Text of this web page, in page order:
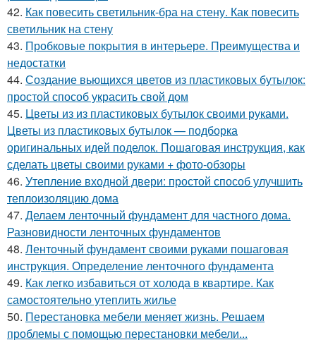
42. Как повесить светильник-бра на стену. Как повесить
светильник на стену
43. Пробковые покрытия в интерьере. Преимущества и
недостатки
44. Создание вьющихся цветов из пластиковых бутылок:
простой способ украсить свой дом
45. Цветы из из пластиковых бутылок своими руками.
Цветы из пластиковых бутылок — подборка
оригинальных идей поделок. Пошаговая инструкция, как
сделать цветы своими руками + фото-обзоры
46. Утепление входной двери: простой способ улучшить
теплоизоляцию дома
47. Делаем ленточный фундамент для частного дома.
Разновидности ленточных фундаментов
48. Ленточный фундамент своими руками пошаговая
инструкция. Определение ленточного фундамента
49. Как легко избавиться от холода в квартире. Как
самостоятельно утеплить жилье
50. Перестановка мебели меняет жизнь. Решаем
проблемы с помощью перестановки мебели...